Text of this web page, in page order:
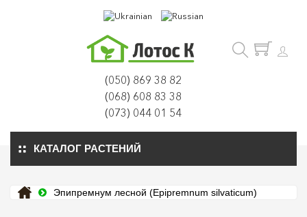
(050) 869 38 82
(068) 608 83 38
(073) 044 01 54
КАТАЛОГ РАСТЕНИЙ
Эпипремнум лесной (Epipremnum silvaticum)